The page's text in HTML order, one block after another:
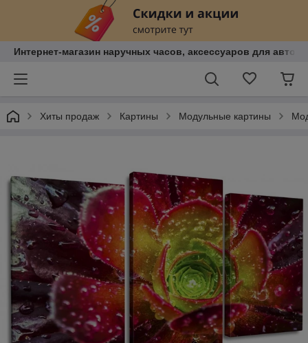
Интернет-магазин наручных часов, аксессуаров для авто,
Хиты продаж Картины Модульные картины